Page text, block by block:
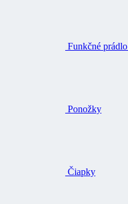
Funkčné
Ponožky
Čiapky